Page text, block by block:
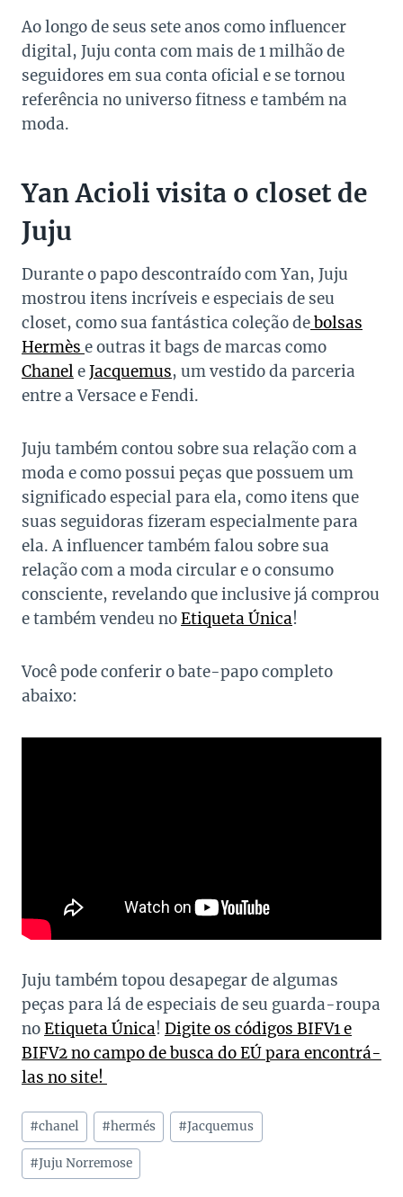
Ao longo de seus sete anos como influencer
digital, Juju conta com mais de 1 milhão de
seguidores em sua conta oficial e se tornou
referência no universo fitness e também na
moda.
Yan Acioli visita o closet de
Juju
Durante o papo descontraído com Yan, Juju
mostrou itens incríveis e especiais de seu
closet, como sua fantástica coleção debolsas
Hermès e outras it bags de marcas como
ChaneleJacquemus, um vestido da parceria
entre a Versace e Fendi.
Juju também contou sobre sua relação com a
moda e como possui peças que possuem um
significado especial para ela, como itens que
suas seguidoras fizeram especialmente para
ela. A influencer também falou sobre sua
relação com a moda circular e o consumo
consciente, revelando que inclusive já comprou
e também vendeu noEtiqueta Única!
Você pode conferir o bate-papo completo
abaixo:
Juju também topou desapegar de algumas
peças para lá de especiais de seu guarda-roupa
noEtiqueta Única! Digite os códigos BIFV1 e
BIFV2 no campo de busca do EÚ para encontrá-
las no site!
Tags
do
Post:
#chanel #hermés #Jacquemus
#Juju Norremose